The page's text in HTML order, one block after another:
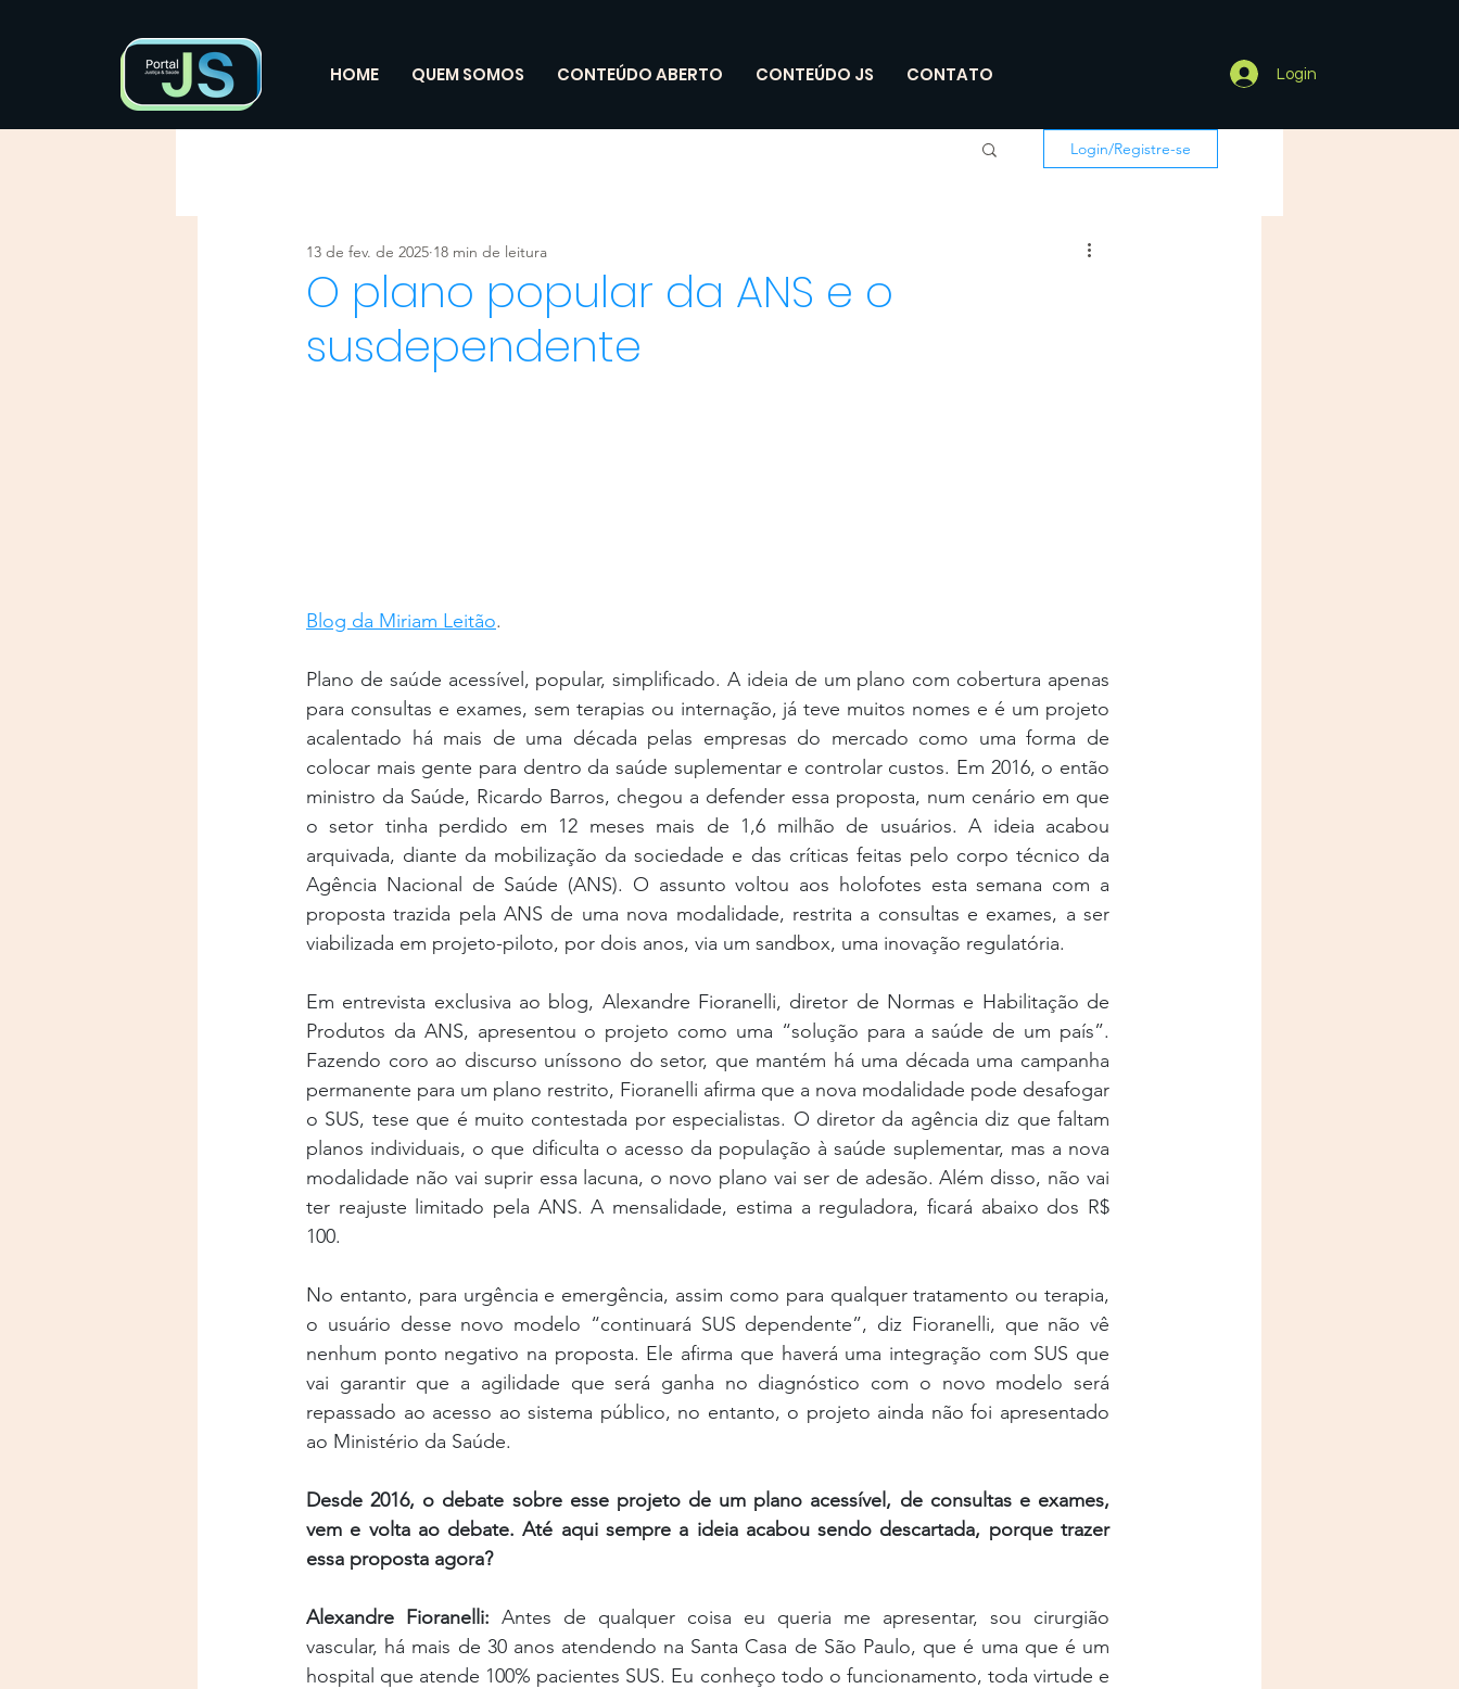
HOME QUEM SOMOS CONTEÚDO ABERTO CONTEÚDO JS CONTATO Login
Login/Registre-se
O plano popular da ANS e o
susdependente
13 de fev. de 2025 18 min de leitura
Blog da Miriam Leitão.
Plano de saúde acessível, popular, simplificado. A ideia de um plano com cobertura apenas
para consultas e exames, sem terapias ou internação, já teve muitos nomes e é um projeto
acalentado há mais de uma década pelas empresas do mercado como uma forma de
colocar mais gente para dentro da saúde suplementar e controlar custos. Em 2016, o então
ministro da Saúde, Ricardo Barros, chegou a defender essa proposta, num cenário em que
o setor tinha perdido em 12 meses mais de 1,6 milhão de usuários. A ideia acabou
arquivada, diante da mobilização da sociedade e das críticas feitas pelo corpo técnico da
Agência Nacional de Saúde (ANS). O assunto voltou aos holofotes esta semana com a
proposta trazida pela ANS de uma nova modalidade, restrita a consultas e exames, a ser
viabilizada em projeto-piloto, por dois anos, via um sandbox, uma inovação regulatória.
Em entrevista exclusiva ao blog, Alexandre Fioranelli, diretor de Normas e Habilitação de
Produtos da ANS, apresentou o projeto como uma “solução para a saúde de um país”.
Fazendo coro ao discurso uníssono do setor, que mantém há uma década uma campanha
permanente para um plano restrito, Fioranelli afirma que a nova modalidade pode desafogar
o SUS, tese que é muito contestada por especialistas. O diretor da agência diz que faltam
planos individuais, o que dificulta o acesso da população à saúde suplementar, mas a nova
modalidade não vai suprir essa lacuna, o novo plano vai ser de adesão. Além disso, não vai
ter reajuste limitado pela ANS. A mensalidade, estima a reguladora, ficará abaixo dos R$
100.
No entanto, para urgência e emergência, assim como para qualquer tratamento ou terapia,
o usuário desse novo modelo “continuará SUS dependente”, diz Fioranelli, que não vê
nenhum ponto negativo na proposta. Ele afirma que haverá uma integração com SUS que
vai garantir que a agilidade que será ganha no diagnóstico com o novo modelo será
repassado ao acesso ao sistema público, no entanto, o projeto ainda não foi apresentado
ao Ministério da Saúde.
Desde 2016, o debate sobre esse projeto de um plano acessível, de consultas e exames,
vem e volta ao debate. Até aqui sempre a ideia acabou sendo descartada, porque trazer
essa proposta agora?
Alexandre Fioranelli: Antes de qualquer coisa eu queria me apresentar, sou cirurgião
vascular, há mais de 30 anos atendendo na Santa Casa de São Paulo, que é uma que é um
hospital que atende 100% pacientes SUS. Eu conheço todo o funcionamento, toda virtude e